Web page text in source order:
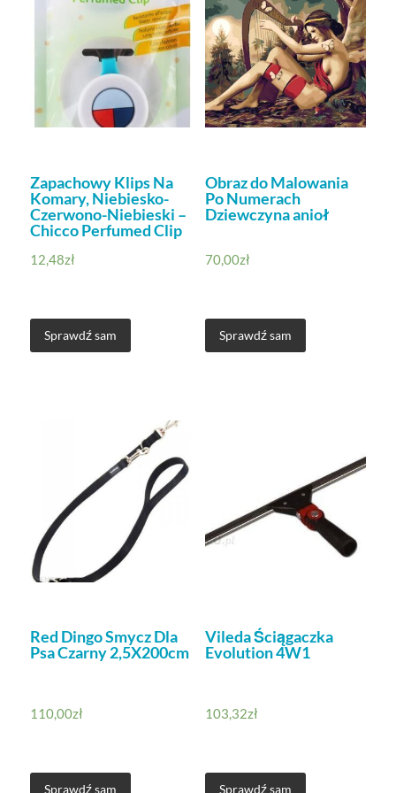
Zapachowy Klips Na
Komary, Niebiesko-
Czerwono-Niebieski –
Chicco Perfumed Clip
12,48zł
Sprawdź sam
Obraz do Malowania
Po Numerach
Dziewczyna anioł
70,00zł
Sprawdź sam
Red Dingo Smycz Dla
Psa Czarny 2,5X200cm
110,00zł
Sprawdź sam
Vileda Ściągaczka
Evolution 4W1
103,32zł
Sprawdź sam